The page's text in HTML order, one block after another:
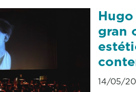
gran
14/05/